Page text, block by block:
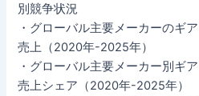
別競争状況
・グローバル主要メーカーのギ
売上（2020年-2025年）
・グローバル主要メーカー別ギ
売上シェア（2020年-2025年）